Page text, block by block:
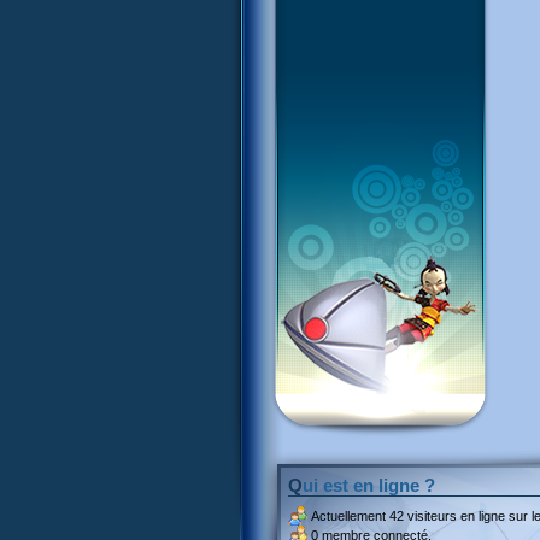
Qui est en ligne ?
Actuellement 42 visiteurs en ligne sur
0 membre connecté.